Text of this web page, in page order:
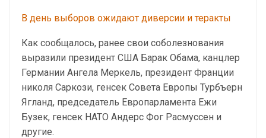
В день выборов ожидают диверсии и теракты
Как сообщалось, ранее свои соболезнования
выразили президент США Барак Обама, канцлер
Германии Ангела Меркель, президент Франции
николя Саркози, генсек Совета Европы Турбъерн
Ягланд, председатель Европарламента Ежи
Бузек, генсек НАТО Андерс Фог Расмуссен и
другие.